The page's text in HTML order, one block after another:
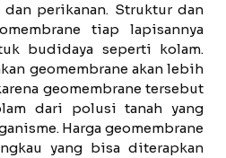
dan perikanan. Struktur dan
tiap lapisannya
budidaya seperti kolam.
geomembrane akan lebih
geomembrane tersebut
dari polusi tanah yang
Harga geomembrane
yang bisa diterapkan